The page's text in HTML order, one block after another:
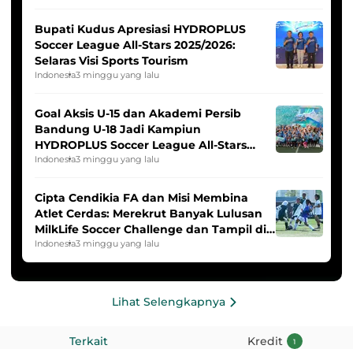
Bupati Kudus Apresiasi HYDROPLUS
Soccer League All-Stars 2025/2026:
Selaras Visi Sports Tourism
Indonesia3 minggu yang lalu
Goal Aksis U-15 dan Akademi Persib
Bandung U-18 Jadi Kampiun
HYDROPLUS Soccer League All-Stars
2025/2026
Indonesia3 minggu yang lalu
Cipta Cendikia FA dan Misi Membina
Atlet Cerdas: Merekrut Banyak Lulusan
MilkLife Soccer Challenge dan Tampil di
HYDROPLUS Soccer League
Indonesia3 minggu yang lalu
Lihat Selengkapnya
Terkait Kredit 1